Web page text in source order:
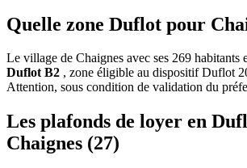
Quelle zone Duflot pour
Le village de Chaignes avec ses 269 habitants
Duflot B2 , zone éligible au dispositif Duflot
Attention, sous condition de validation du
Les plafonds de loyer en
Chaignes (27)